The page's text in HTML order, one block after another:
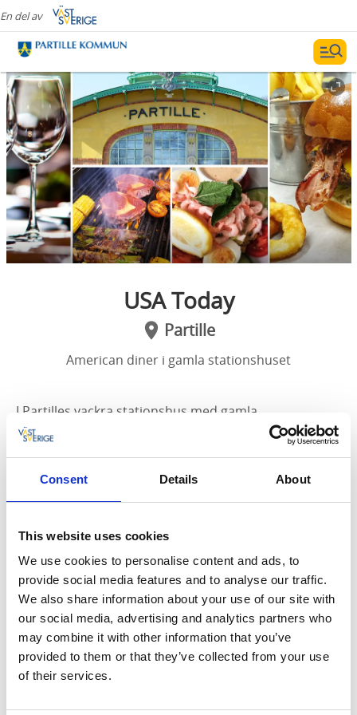
Consent Details About
This website uses cookies
We use cookies to personalise content and ads, to
provide social media features and to analyse our traffic.
We also share information about your use of our site with
our social media, advertising and analytics partners who
may combine it with other information that you’ve
provided to them or that they’ve collected from your use
of their services.
En del av
USA Today
Partille
American diner i gamla stationshuset
I Partilles vackra stationshus med gamla
inredningsdetaljer ligger USA Today. Restaurangen är
populär och känd för sina goda luncher med mycket
tänka dig! På kvällen serveras kolgrillade rätter,
hamburgare, pizza och à la carte. På dryckeslistan
After Work eller ta med familjen på söndagsmiddag,
här finns plats för alla både inomhus och på
uteserveringen.
Västtågen stannar alldeles utanför, så det tar bara
några minuter från centrala Göteborg!
Facebook:USA Today
Instagram:USA Today.